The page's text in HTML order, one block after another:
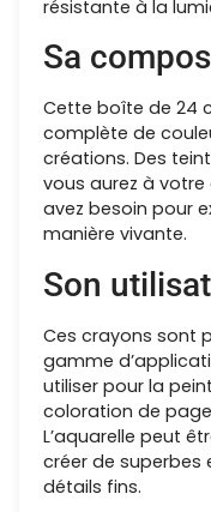
résistante à la
Sa
Cette boîte de 24
complète de
créations. Des
vous aurez à
avez besoin pour
manière vivante.
Son
Ces crayons sont
gamme
utiliser pour la
coloration de
L’aquarelle peut
créer de superbes
détails fins.